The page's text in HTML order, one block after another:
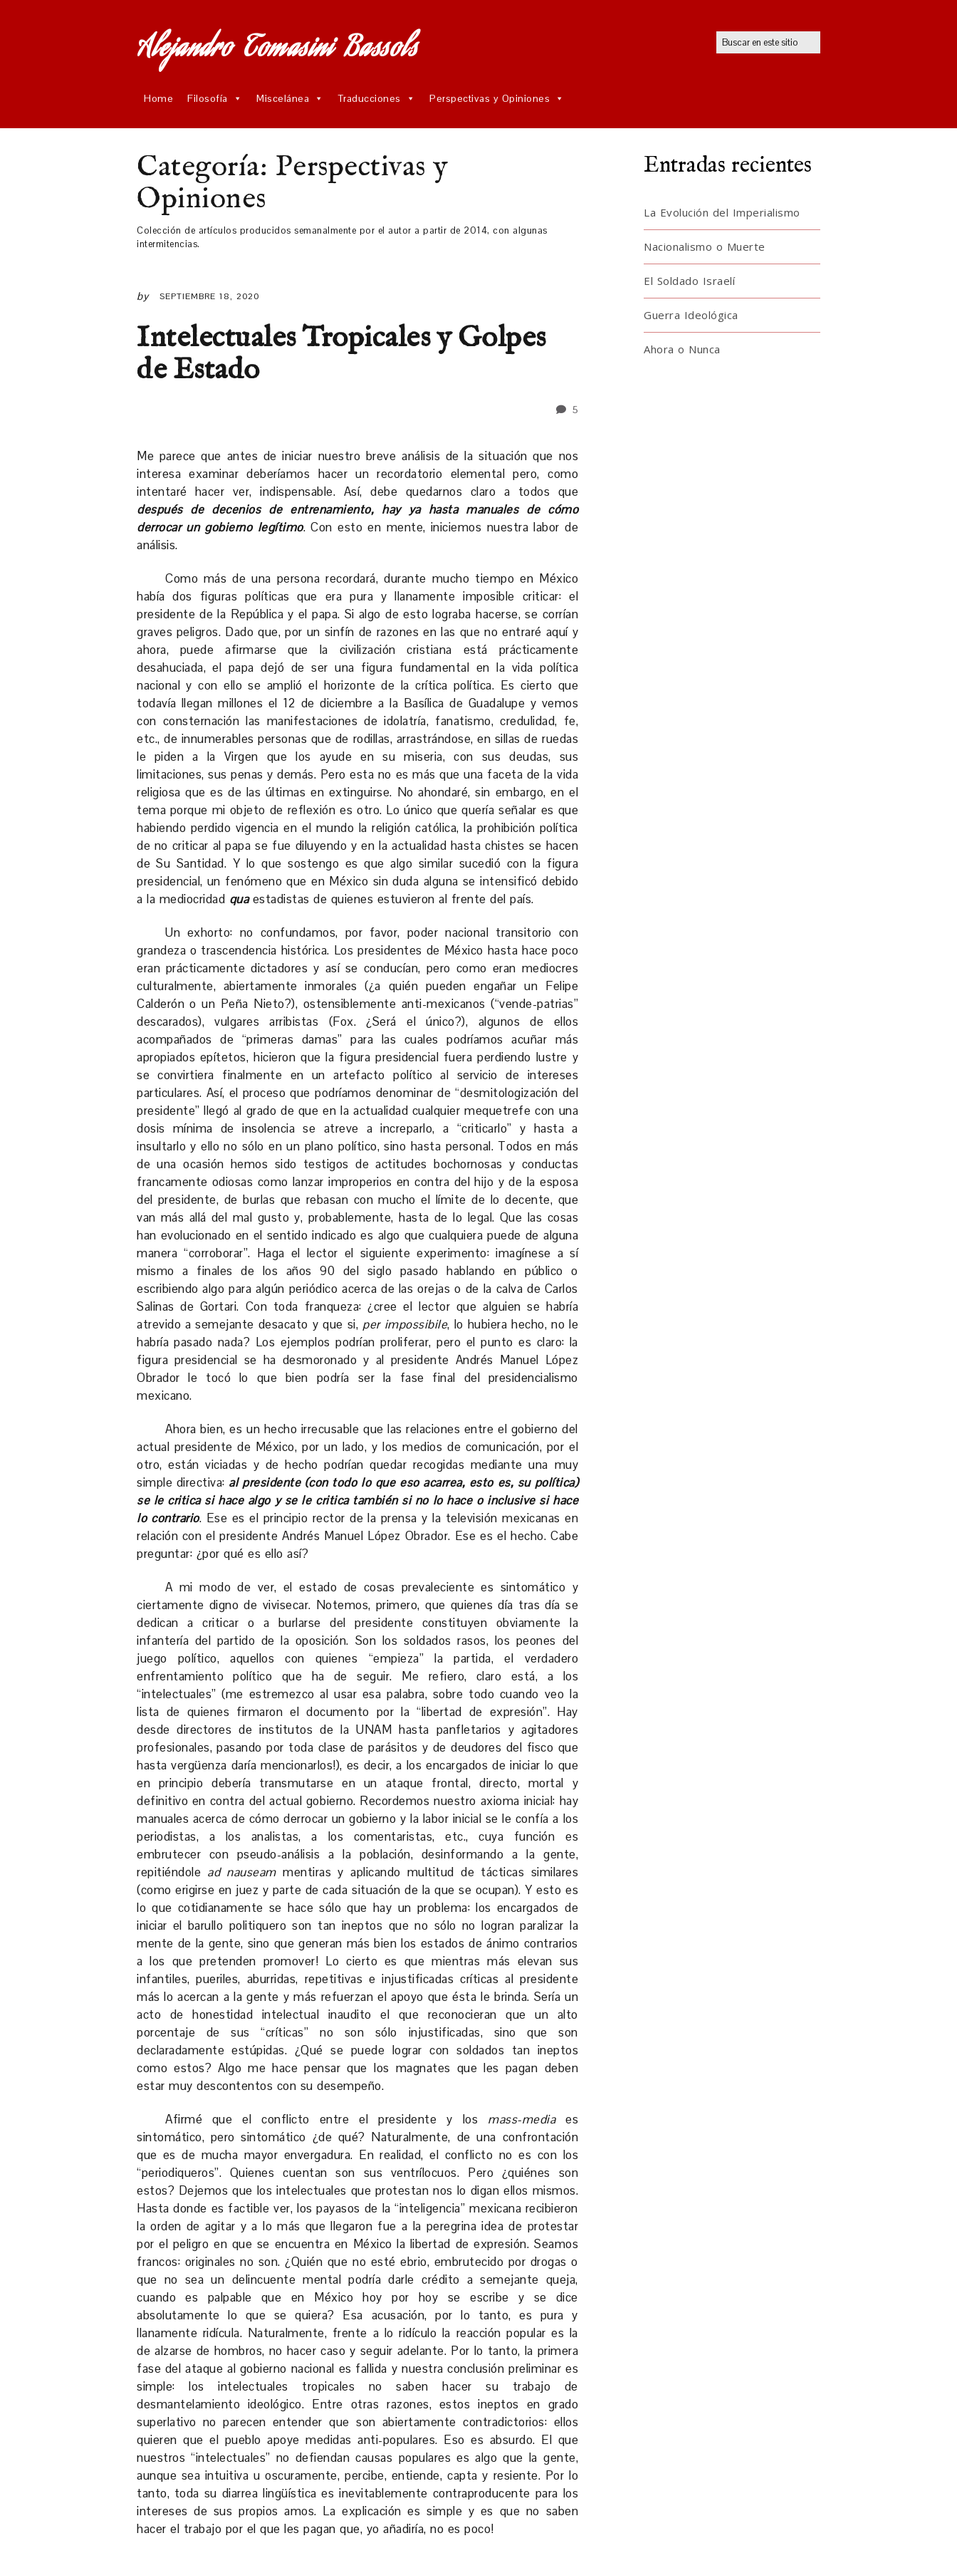
Alejandro Tomasini Bassols
Home Filosofía Miscelánea Traducciones Perspectivas y Opiniones
Categoría: Perspectivas y
Opiniones
Colección de artículos producidos semanalmente por el autor a partir de 2014, con algunas
intermitencias.
by SEPTIEMBRE 18, 2020
Intelectuales Tropicales y Golpes
de Estado
5
Me parece que antes de iniciar nuestro breve análisis de la situación que nos
interesa examinar deberíamos hacer un recordatorio elemental pero, como
intentaré hacer ver, indispensable. Así, debe quedarnos claro a todos que
después de decenios de entrenamiento, hay ya hasta manuales de cómo
derrocar un gobierno legítimo. Con esto en mente, iniciemos nuestra labor de
análisis.
Como más de una persona recordará, durante mucho tiempo en México
había dos figuras políticas que era pura y llanamente imposible criticar: el
presidente de la República y el papa. Si algo de esto lograba hacerse, se corrían
graves peligros. Dado que, por un sinfín de razones en las que no entraré aquí y
ahora, puede afirmarse que la civilización cristiana está prácticamente
desahuciada, el papa dejó de ser una figura fundamental en la vida política
nacional y con ello se amplió el horizonte de la crítica política. Es cierto que
todavía llegan millones el 12 de diciembre a la Basílica de Guadalupe y vemos
con consternación las manifestaciones de idolatría, fanatismo, credulidad, fe,
etc., de innumerables personas que de rodillas, arrastrándose, en sillas de ruedas
le piden a la Virgen que los ayude en su miseria, con sus deudas, sus
limitaciones, sus penas y demás. Pero esta no es más que una faceta de la vida
religiosa que es de las últimas en extinguirse. No ahondaré, sin embargo, en el
tema porque mi objeto de reflexión es otro. Lo único que quería señalar es que
habiendo perdido vigencia en el mundo la religión católica, la prohibición política
de no criticar al papa se fue diluyendo y en la actualidad hasta chistes se hacen
de Su Santidad. Y lo que sostengo es que algo similar sucedió con la figura
presidencial, un fenómeno que en México sin duda alguna se intensificó debido
a la mediocridad quaestadistas de quienes estuvieron al frente del país.
Un exhorto: no confundamos, por favor, poder nacional transitorio con
grandeza o trascendencia histórica. Los presidentes de México hasta hace poco
eran prácticamente dictadores y así se conducían, pero como eran mediocres
culturalmente, abiertamente inmorales (¿a quién pueden engañar un Felipe
Calderón o un Peña Nieto?), ostensiblemente anti-mexicanos (“vende-patrias”
descarados), vulgares arribistas (Fox. ¿Será el único?), algunos de ellos
acompañados de “primeras damas” para las cuales podríamos acuñar más
apropiados epítetos, hicieron que la figura presidencial fuera perdiendo lustre y
se convirtiera finalmente en un artefacto político al servicio de intereses
particulares. Así, el proceso que podríamos denominar de “desmitologización del
presidente” llegó al grado de que en la actualidad cualquier mequetrefe con una
dosis mínima de insolencia se atreve a increparlo, a “criticarlo” y hasta a
insultarlo y ello no sólo en un plano político, sino hasta personal. Todos en más
de una ocasión hemos sido testigos de actitudes bochornosas y conductas
francamente odiosas como lanzar improperios en contra del hijo y de la esposa
del presidente, de burlas que rebasan con mucho el límite de lo decente, que
van más allá del mal gusto y, probablemente, hasta de lo legal. Que las cosas
han evolucionado en el sentido indicado es algo que cualquiera puede de alguna
manera “corroborar”. Haga el lector el siguiente experimento: imagínese a sí
mismo a finales de los años 90 del siglo pasado hablando en público o
escribiendo algo para algún periódico acerca de las orejas o de la calva de Carlos
Salinas de Gortari. Con toda franqueza: ¿cree el lector que alguien se habría
atrevido a semejante desacato y que si, per impossibile, lo hubiera hecho, no le
habría pasado nada? Los ejemplos podrían proliferar, pero el punto es claro: la
figura presidencial se ha desmoronado y al presidente Andrés Manuel López
Obrador le tocó lo que bien podría ser la fase final del presidencialismo
mexicano.
Ahora bien, es un hecho irrecusable que las relaciones entre el gobierno del
actual presidente de México, por un lado, y los medios de comunicación, por el
otro, están viciadas y de hecho podrían quedar recogidas mediante una muy
simple directiva: al presidente (con todo lo que eso acarrea, esto es, su política)
se le critica si hace algo y se le critica también si no lo hace o inclusive si hace
lo contrario. Ese es el principio rector de la prensa y la televisión mexicanas en
relación con el presidente Andrés Manuel López Obrador. Ese es el hecho. Cabe
preguntar: ¿por qué es ello así?
A mi modo de ver, el estado de cosas prevaleciente es sintomático y
ciertamente digno de vivisecar. Notemos, primero, que quienes día tras día se
dedican a criticar o a burlarse del presidente constituyen obviamente la
infantería del partido de la oposición. Son los soldados rasos, los peones del
juego político, aquellos con quienes “empieza” la partida, el verdadero
enfrentamiento político que ha de seguir. Me refiero, claro está, a los
“intelectuales” (me estremezco al usar esa palabra, sobre todo cuando veo la
lista de quienes firmaron el documento por la “libertad de expresión”. Hay
desde directores de institutos de la UNAM hasta panfletarios y agitadores
profesionales, pasando por toda clase de parásitos y de deudores del fisco que
hasta vergüenza daría mencionarlos!), es decir, a los encargados de iniciar lo que
en principio debería transmutarse en un ataque frontal, directo, mortal y
definitivo en contra del actual gobierno. Recordemos nuestro axioma inicial: hay
manuales acerca de cómo derrocar un gobierno y la labor inicial se le confía a los
periodistas, a los analistas, a los comentaristas, etc., cuya función es
embrutecer con pseudo-análisis a la población, desinformando a la gente,
repitiéndole ad nauseammentiras y aplicando multitud de tácticas similares
(como erigirse en juez y parte de cada situación de la que se ocupan). Y esto es
lo que cotidianamente se hace sólo que hay un problema: los encargados de
iniciar el barullo politiquero son tan ineptos que no sólo no logran paralizar la
mente de la gente, sino que generan más bien los estados de ánimo contrarios
a los que pretenden promover! Lo cierto es que mientras más elevan sus
infantiles, pueriles, aburridas, repetitivas e injustificadas críticas al presidente
más lo acercan a la gente y más refuerzan el apoyo que ésta le brinda. Sería un
acto de honestidad intelectual inaudito el que reconocieran que un alto
porcentaje de sus “críticas” no son sólo injustificadas, sino que son
declaradamente estúpidas. ¿Qué se puede lograr con soldados tan ineptos
como estos? Algo me hace pensar que los magnates que les pagan deben
estar muy descontentos con su desempeño.
Afirmé que el conflicto entre el presidente y los mass-mediaes
sintomático, pero sintomático ¿de qué? Naturalmente, de una confrontación
que es de mucha mayor envergadura. En realidad, el conflicto no es con los
“periodiqueros”. Quienes cuentan son sus ventrílocuos. Pero ¿quiénes son
estos? Dejemos que los intelectuales que protestan nos lo digan ellos mismos.
Hasta donde es factible ver, los payasos de la “inteligencia” mexicana recibieron
la orden de agitar y a lo más que llegaron fue a la peregrina idea de protestar
por el peligro en que se encuentra en México la libertad de expresión. Seamos
francos: originales no son. ¿Quién que no esté ebrio, embrutecido por drogas o
que no sea un delincuente mental podría darle crédito a semejante queja,
cuando es palpable que en México hoy por hoy se escribe y se dice
absolutamente lo que se quiera? Esa acusación, por lo tanto, es pura y
llanamente ridícula. Naturalmente, frente a lo ridículo la reacción popular es la
de alzarse de hombros, no hacer caso y seguir adelante. Por lo tanto, la primera
fase del ataque al gobierno nacional es fallida y nuestra conclusión preliminar es
simple: los intelectuales tropicales no saben hacer su trabajo de
desmantelamiento ideológico. Entre otras razones, estos ineptos en grado
superlativo no parecen entender que son abiertamente contradictorios: ellos
quieren que el pueblo apoye medidas anti-populares. Eso es absurdo. El que
nuestros “intelectuales” no defiendan causas populares es algo que la gente,
aunque sea intuitiva u oscuramente, percibe, entiende, capta y resiente. Por lo
tanto, toda su diarrea lingüística es inevitablemente contraproducente para los
intereses de sus propios amos. La explicación es simple y es que no saben
hacer el trabajo por el que les pagan que, yo añadiría, no es poco!
Entradas recientes
La Evolución del Imperialismo
Nacionalismo o Muerte
El Soldado Israelí
Guerra Ideológica
Ahora o Nunca